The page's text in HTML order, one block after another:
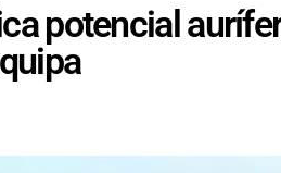
potencial